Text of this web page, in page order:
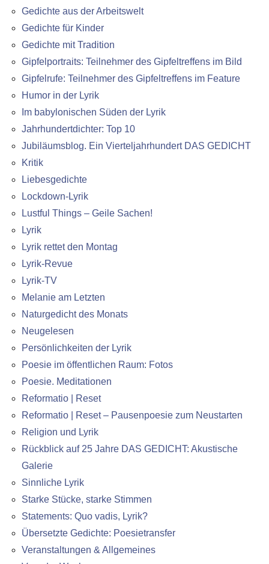
Gedichte aus der Arbeitswelt
Gedichte für Kinder
Gedichte mit Tradition
Gipfelportraits: Teilnehmer des Gipfeltreffens im Bild
Gipfelrufe: Teilnehmer des Gipfeltreffens im Feature
Humor in der Lyrik
Im babylonischen Süden der Lyrik
Jahrhundertdichter: Top 10
Jubiläumsblog. Ein Vierteljahrhundert DAS GEDICHT
Kritik
Liebesgedichte
Lockdown-Lyrik
Lustful Things – Geile Sachen!
Lyrik
Lyrik rettet den Montag
Lyrik-Revue
Lyrik-TV
Melanie am Letzten
Naturgedicht des Monats
Neugelesen
Persönlichkeiten der Lyrik
Poesie im öffentlichen Raum: Fotos
Poesie. Meditationen
Reformatio | Reset
Reformatio | Reset – Pausenpoesie zum Neustarten
Religion und Lyrik
Rückblick auf 25 Jahre DAS GEDICHT: Akustische
Galerie
Sinnliche Lyrik
Starke Stücke, starke Stimmen
Statements: Quo vadis, Lyrik?
Übersetzte Gedichte: Poesietransfer
Veranstaltungen & Allgemeines